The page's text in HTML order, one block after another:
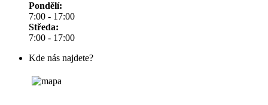
Pondělí:
7:00 - 17:00
Středa:
7:00 - 17:00
Kde nás najdete?